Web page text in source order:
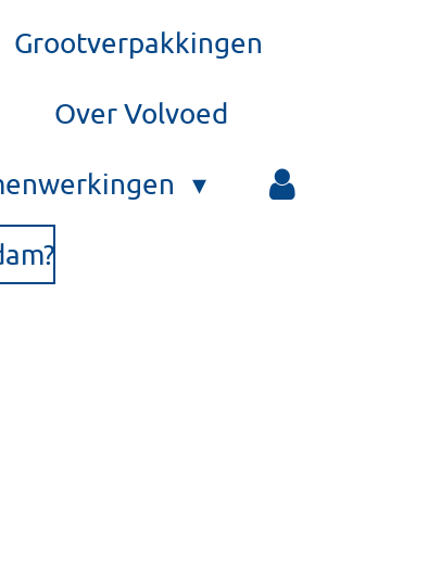
Grootverpakkingen
Over Volvoed